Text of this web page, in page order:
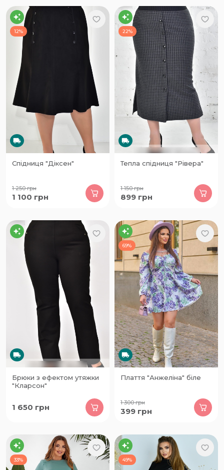
12%
Спідниця "Діксен"
1 250грн
1 100 грн
22%
Тепла спідниця "Рівера"
1 150грн
899 грн
Брюки з ефектом утяжки
"Кларсон"
1 650 грн
69%
Плаття "Анжеліна" біле
1 300грн
399 грн
33% 49%